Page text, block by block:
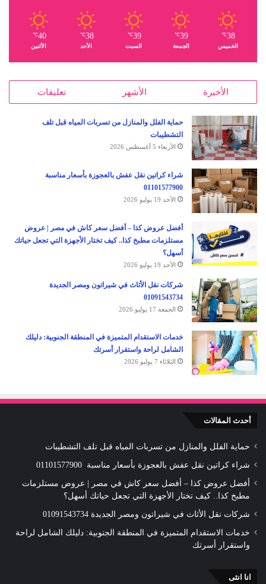
38
℃
الخميس
39
℃
الجمعة
39
℃
السبت
38
℃
الأحد
40
℃
الأثنين
الأخيرة الأشهر تعليقات
حماية الفلل والمنازل من تسربات المياه قبل تلف
التشطيبات
الأربعاء 5 أغسطس 2026
شراء كراتين نقل عفش بالعجوزة بأسعار مناسبة
01101577900
الأحد 19 يوليو 2026
أفضل عروض كذا – أفضل سعر كاش في مصر | عروض
مستلزمات مطبخ كذا.. كيف تختار الأجهزة التي تجعل حياتك
أسهل؟
الأحد 19 يوليو 2026
شركات نقل الأثاث في شيراتون ومصر الجديدة
01091543734
الجمعة 17 يوليو 2026
خدمات الاستقدام المتميزة في المنطقة الجنوبية: دليلك
الشامل لراحة واستقرار أسرتك
الثلاثاء 7 يوليو 2026
أحدث المقالات
حماية الفلل والمنازل من تسربات المياه قبل تلف التشطيبات
شراء كراتين نقل عفش بالعجوزة بأسعار مناسبة 01101577900
أفضل عروض كذا – أفضل سعر كاش في مصر | عروض مستلزمات
مطبخ كذا.. كيف تختار الأجهزة التي تجعل حياتك أسهل؟
شركات نقل الأثاث في شيراتون ومصر الجديدة 01091543734
خدمات الاستقدام المتميزة في المنطقة الجنوبية: دليلك الشامل لراحة
واستقرار أسرتك
انا انثى